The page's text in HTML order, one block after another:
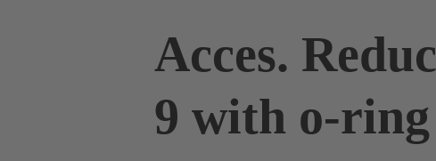
Acces.
9 with o-ring